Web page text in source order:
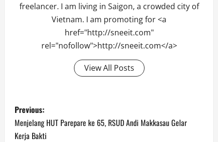
freelancer. I am living in Saigon, a crowded city of
Vietnam. I am promoting for <a
href="http://sneeit.com"
rel="nofollow">http://sneeit.com</a>
View All Posts
Post
navigation
Previous:
Menjelang HUT Parepare ke 65, RSUD Andi Makkasau Gelar
Kerja Bakti